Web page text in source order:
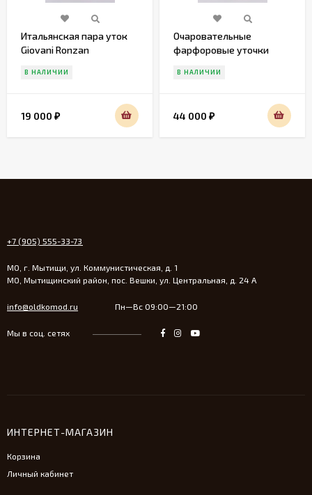
Итальянская пара уток
Giovani Ronzan
В НАЛИЧИИ
19 000 ₽
Очаровательные
фарфоровые уточки
В НАЛИЧИИ
44 000 ₽
+7 (905) 555-33-73
МО, г. Мытищи, ул. Коммунистическая, д. 1
МО, Мытищинский район, пос. Вешки, ул. Центральная, д. 24 А
info@oldkomod.ru Пн—Вс 09:00—21:00
Мы в соц. сетях
ИНТЕРНЕТ-МАГАЗИН
Корзина
Личный кабинет